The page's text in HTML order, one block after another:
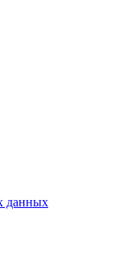
данных